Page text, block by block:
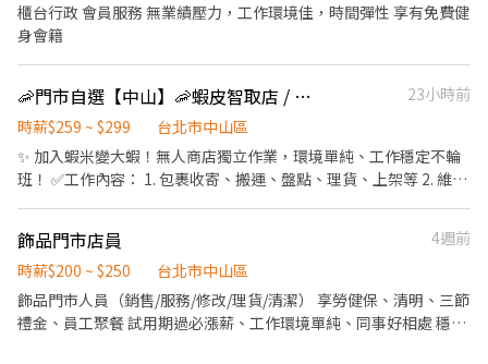
櫃台行政 會員服務 無業績壓力，工作環境佳，時間彈性 享有免費健
身會籍
🦐門市自選【中山】🦐蝦皮智取店 / 免經驗、快速報到 💰時薪 259 - 29
23小時前
時薪$259 ~ $299
台北市中山區
✨ 加入蝦米變大蝦！無人商店獨立作業，環境單純、工作穩定不輪
班！ ✅工作內容： 1. 包裹收寄、搬運、盤點、理貨、上架等 2. 維持
門市支援 🌙🌙夜班說明🌙🌙 工作型態：為每日跑點約3–10家門市，
跑點距離約16km內 需可配合(早班/晚班)擇一於門市安排受訓 🔔需
有機車&駕照🔔 ⸻ ✅工作時間： 🔹早班：07:00-12:00、07:30-
12:30、08:00-13:00、08:30-13:30 🔹晚班：17:30-22:30、17:30-
飾品門市店員
4週前
時薪$200 ~ $250
台北市中山區
飾品門市人員（銷售/服務/修改/理貨/清潔） 享勞健保、清明、三節
禮金、員工聚餐 試用期過必漲薪、工作環境單純、同事好相處 穩定